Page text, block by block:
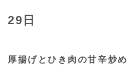
29日
厚揚げとひき肉の甘辛炒め